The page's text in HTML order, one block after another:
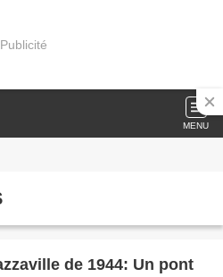
Publicité
MENU
de 1944: Un pont